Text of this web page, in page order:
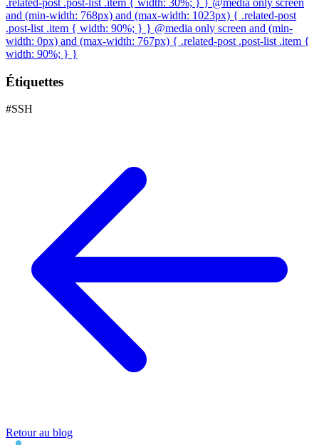
and (min-width: 768px) and (max-width: 1023px) { .related-post
.post-list .item { width: 90%; } } @media only screen and (min-
width: 0px) and (max-width: 767px) { .related-post .post-list .item {
width: 90%; } }
Étiquettes
#SSH
Retour au blog